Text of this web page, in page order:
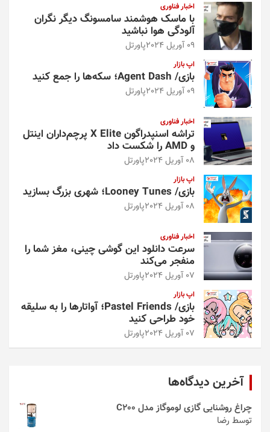
اخبار فناوری
با ماسک هوشمند سامسونگ دیگر نگران
آلودگی هوا نباشید
09 آوریل 2024 پاورتل
اپ بازار
بازی/ Agent Dash؛ سکه‌ها را جمع کنید
09 آوریل 2024 پاورتل
اخبار فناوری
تراشه اسنپدراگون X Elite پرچم‌داران اینتل
و AMD را شکست داد
08 آوریل 2024 پاورتل
اپ بازار
بازی/ Looney Tunes؛ شهری بزرگ بسازید
08 آوریل 2024 پاورتل
اخبار فناوری
سرعت دانلود این گوشی چینی، مغز شما را
منفجر می‌کند
07 آوریل 2024 پاورتل
اپ بازار
بازی/ Pastel Friends؛ آواتارها را به سلیقه
خود طراحی کنید
07 آوریل 2024 پاورتل
آخرین دیدگاه‌ها
چراغ روشنایی گازی لوموگاز مدل C200
توسط رضا